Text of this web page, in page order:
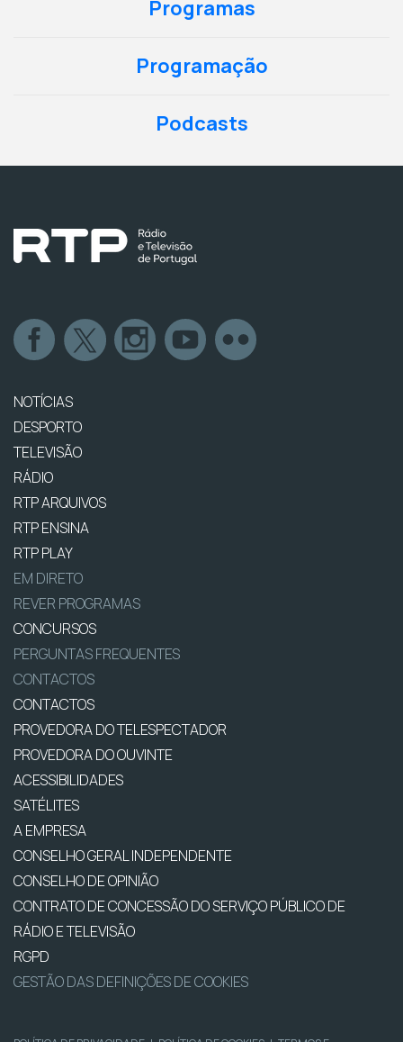
Programas
Programação
Podcasts
NOTÍCIAS
DESPORTO
TELEVISÃO
RÁDIO
RTP ARQUIVOS
RTP ENSINA
RTP PLAY
EM DIRETO
REVER PROGRAMAS
CONCURSOS
PERGUNTAS FREQUENTES
CONTACTOS
CONTACTOS
PROVEDORA DO TELESPECTADOR
PROVEDORA DO OUVINTE
ACESSIBILIDADES
SATÉLITES
A EMPRESA
CONSELHO GERAL INDEPENDENTE
CONSELHO DE OPINIÃO
CONTRATO DE CONCESSÃO DO SERVIÇO PÚBLICO DE
RÁDIO E TELEVISÃO
RGPD
GESTÃO DAS DEFINIÇÕES DE COOKIES